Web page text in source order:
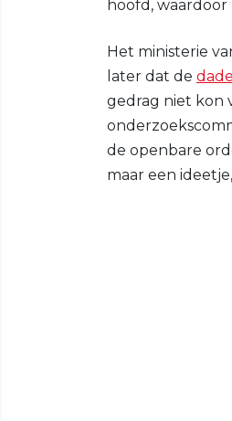
hoofd,
Het ministerie
later dat de
gedrag niet kon
de openbare
maar een